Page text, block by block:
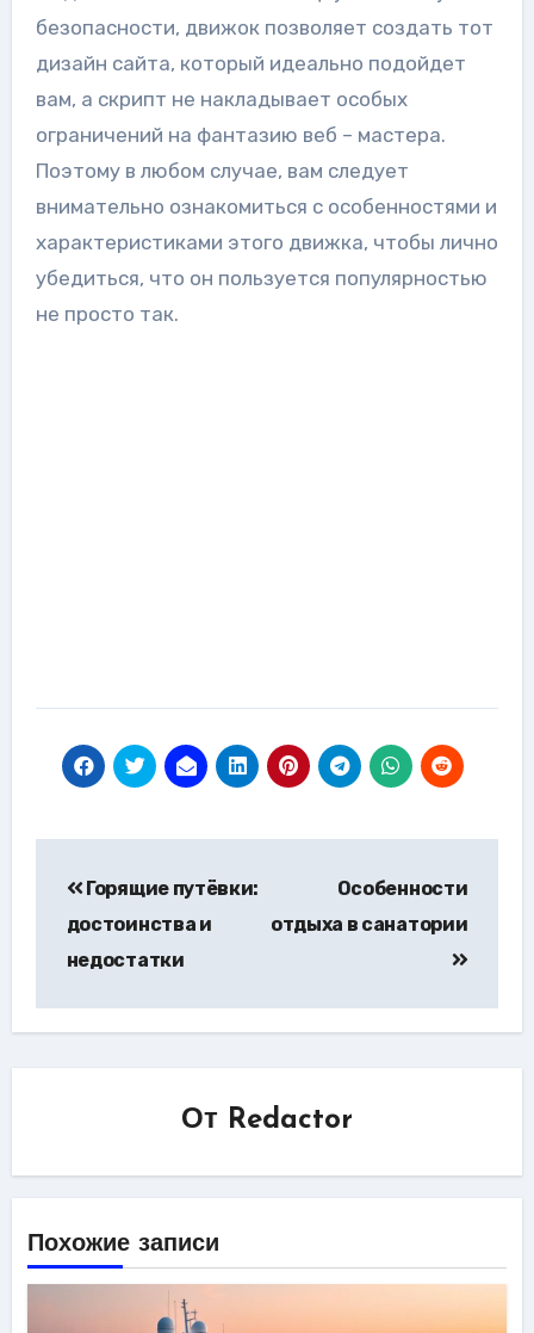
безопасности, движок позволяет создать тот
дизайн сайта, который идеально подойдет
вам, а скрипт не накладывает особых
ограничений на фантазию веб – мастера.
Поэтому в любом случае, вам следует
внимательно ознакомиться с особенностями и
характеристиками этого движка, чтобы лично
убедиться, что он пользуется популярностью
не просто так.
по
записям
Горящие путёвки:
достоинства и
недостатки
Особенности
отдыха в санатории
От Redactor
Похожие записи